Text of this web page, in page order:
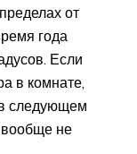
от
года
Если
в комнате,
в следующем
вообще не